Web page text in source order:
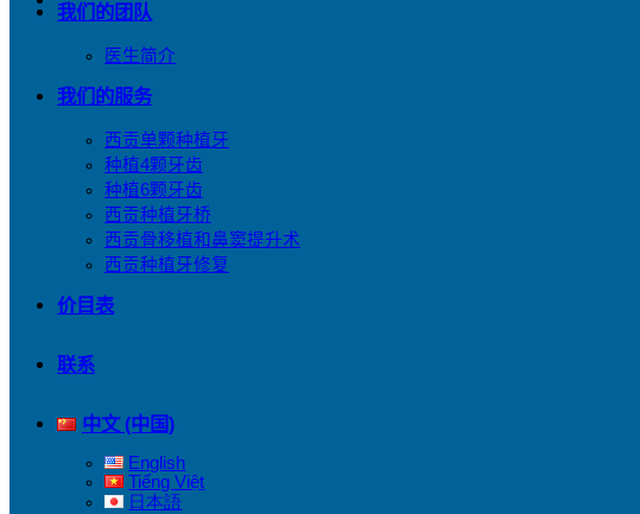
我们的团队
医生简介
我们的服务
西贡单颗种植牙
种植4颗牙齿
种植6颗牙齿
西贡种植牙桥
西贡骨移植和鼻窦提升术
西贡种植牙修复
价目表
联系
中文 (中国)
English
Tiếng Việt
日本語